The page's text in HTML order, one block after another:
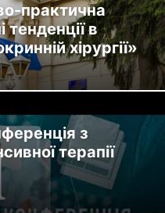
практична
в
хірургії»
з
терапії